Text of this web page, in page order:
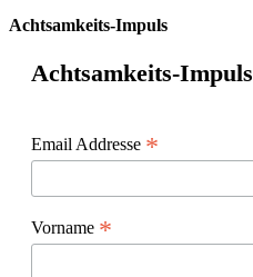
Achtsamkeits-Impuls
Achtsamkeits-Impuls
Email Addresse *
Vorname *